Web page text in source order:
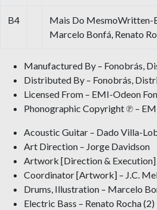
B4
Mais Do MesmoWritten-
Marcelo Bonfá, Renato
Manufactured By – Fonobrás,
Distributed By – Fonobrás,
Licensed From – EMI-Odeon
Phonographic Copyright ℗ –
Acoustic Guitar – Dado Villa-
Art Direction – Jorge Davidson
Artwork [Direction & Execution]
Coordinator [Artwork] – J.C.
Drums, Illustration – Marcelo
Electric Bass – Renato Rocha (2)